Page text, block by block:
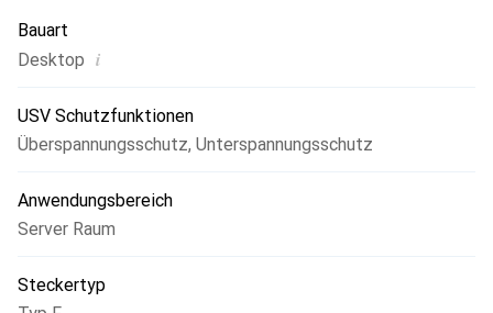
Bauart
Desktop i
USV Schutzfunktionen
Überspannungsschutz, Unterspannungsschutz
Anwendungsbereich
Server Raum
Steckertyp